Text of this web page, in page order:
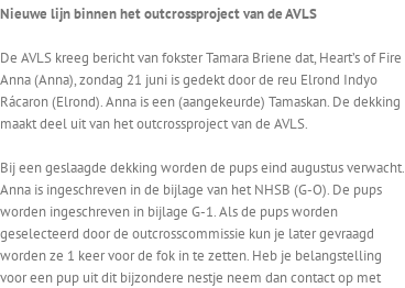
Nieuwe lijn binnen het outcrossproject van de AVLS
De AVLS kreeg bericht van fokster Tamara Briene dat, Heart’s of Fire
Anna (Anna), zondag 21 juni is gedekt door de reu Elrond Indyo
Rácaron (Elrond). Anna is een (aangekeurde) Tamaskan. De dekking
maakt deel uit van het outcrossproject van de AVLS.
Bij een geslaagde dekking worden de pups eind augustus verwacht.
Anna is ingeschreven in de bijlage van het NHSB (G-O). De pups
worden ingeschreven in bijlage G-1. Als de pups worden
geselecteerd door de outcrosscommissie kun je later gevraagd
worden ze 1 keer voor de fok in te zetten. Heb je belangstelling
voor een pup uit dit bijzondere nestje neem dan contact op met